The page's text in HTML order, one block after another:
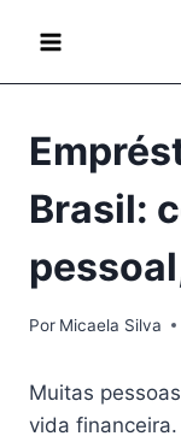
para
o
Brasil:
Por Micaela Silva
Muitas
vida financeira.